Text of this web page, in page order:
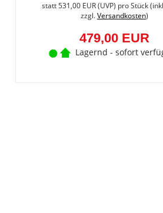
statt531,00 EUR(UVP) pro Stück
zzgl.Versandkosten)
479,00 EUR
Lagernd - sofort